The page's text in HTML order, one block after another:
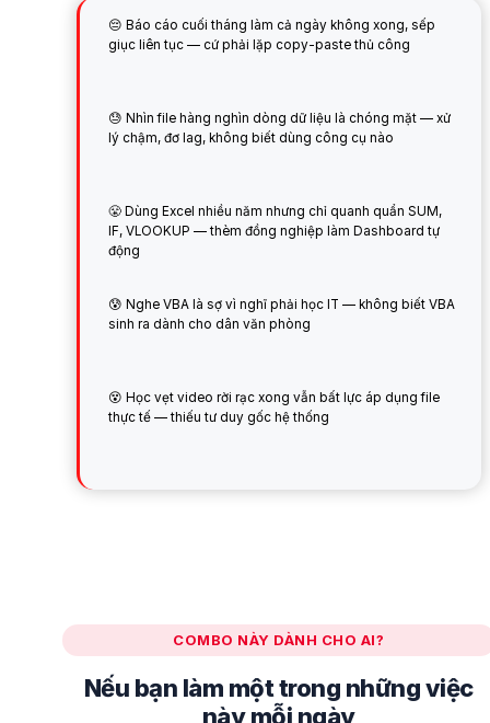
😔 Báo cáo cuối tháng làm cả ngày không xong, sếp
giục liên tục — cứ phải lặp copy-paste thủ công
😓 Nhìn file hàng nghìn dòng dữ liệu là chóng mặt — xử
lý chậm, đơ lag, không biết dùng công cụ nào
😰 Nghe VBA là sợ vì nghĩ phải học IT — không biết VBA
sinh ra dành cho dân văn phòng
😤 Dùng Excel nhiều năm nhưng chỉ quanh quẩn SUM,
IF, VLOOKUP — thèm đồng nghiệp làm Dashboard tự
động
😵 Học vẹt video rời rạc xong vẫn bất lực áp dụng file
thực tế — thiếu tư duy gốc hệ thống
COMBO NÀY DÀNH CHO AI?
Nếu bạn làm một trong những việc
này mỗi ngày